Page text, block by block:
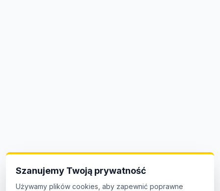
Szanujemy Twoją prywatność
Używamy plików cookies, aby zapewnić poprawne